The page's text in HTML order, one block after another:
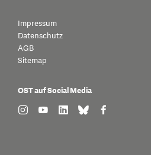
Impressum
Datenschutz
AGB
Sitemap
OST auf Social Media
find us on: instagram
find us on: youtube
find us on: linkedin
find us on:find us on: